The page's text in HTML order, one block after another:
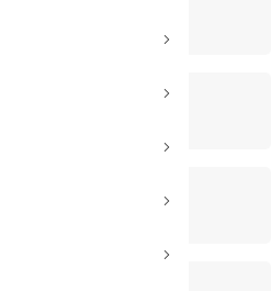
Ťažné laná